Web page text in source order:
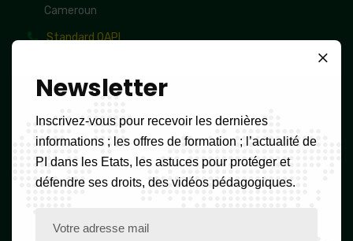
Cameroun
Standard OAPI
Whatsapp OAPI
(237) 677 114 084
oapi@oapi.int
Lun – Ven: 08:00h – 16:00h,
Newsletter
Inscrivez-vous pour recevoir les dernières
informations ; les offres de formation ; l’actualité de
PI dans les Etats, les astuces pour protéger et
défendre ses droits, des vidéos pédagogiques.